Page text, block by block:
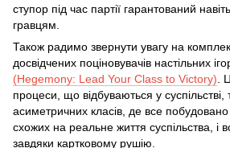
ступор під час партії гарантований
гравцям.
Також радимо звернути увагу на
досвідчених поціновувачів настільних
(Hegemony: Lead Your Class to Victory) .
процеси, що відбуваються у
асиметричних класів, де все
схожих на реальне життя суспільства, і
завдяки картковому рушію.